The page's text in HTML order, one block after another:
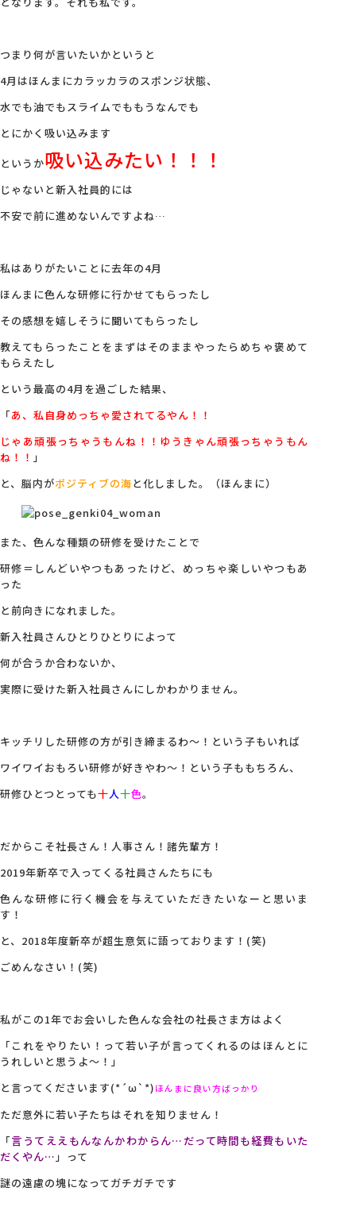
つまり何が言いたいかというと
4月はほんまにカラッカラのスポンジ状態、
水でも油でもスライムでももうなんでも
とにかく吸い込みます
というか吸い込みたい！！！
じゃないと新入社員的には
不安で前に進めないんですよね…
私はありがたいことに去年の4月
ほんまに色んな研修に行かせてもらったし
その感想を嬉しそうに聞いてもらったし
教えてもらったことをまずはそのままやったらめちゃ褒めて
もらえたし
という最高の4月を過ごした結果、
「あ、私自身めっちゃ愛されてるやん！！
じゃあ頑張っちゃうもんね！！ゆうきゃん頑張っちゃうもん
ね！！ 」
と、脳内がポジティブの海と化しました。（ほんまに）
また、色んな種類の研修を受けたことで
研修＝しんどいやつもあったけど、めっちゃ楽しいやつもあ
った
と前向きになれました。
新入社員さんひとりひとりによって
何が合うか合わないか、
実際に受けた新入社員さんにしかわかりません。
キッチリした研修の方が引き締まるわ～！という子もいれば
ワイワイおもろい研修が好きやわ～！という子ももちろん、
研修ひとつとっても十人十色。
だからこそ社長さん！人事さん！諸先輩方！
2019年新卒で入ってくる社員さんたちにも
色んな研修に行く機会を与えていただきたいなーと思いま
す！
と、2018年度新卒が超生意気に語っております！(笑)
ごめんなさい！(笑)
私がこの1年でお会いした色んな会社の社長さま方はよく
「これをやりたい！って若い子が言ってくれるのはほんとに
うれしいと思うよ～！」
と言ってくださいます(*´ω`*) ほんまに良い方ばっかり
ただ意外に若い子たちはそれを知りません！
「言うてええもんなんかわからん…だって時間も経費もいた
だくやん… 」って
謎の遠慮の塊になってガチガチです